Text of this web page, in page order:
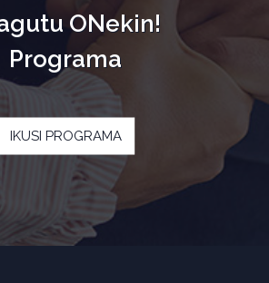
ONekin!
Programa
IKUSI PROGRAMA